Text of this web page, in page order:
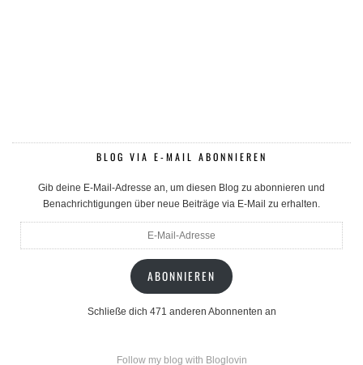
BLOG VIA E-MAIL ABONNIEREN
Gib deine E-Mail-Adresse an, um diesen Blog zu abonnieren und
Benachrichtigungen über neue Beiträge via E-Mail zu erhalten.
E-
Mail-
ABONNIEREN
Schließe dich 471 anderen Abonnenten an
Follow my blog with Bloglovin